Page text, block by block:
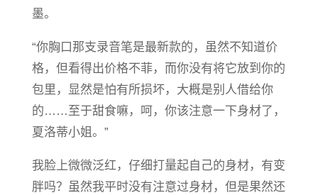
墨。
“你胸口那支录音笔是最新款的，虽然不知道价
格，但看得出价格不菲，而你没有将它放到你的
包里，显然是怕有所损坏，大概是别人借给你
的……至于甜食嘛，呵，你该注意一下身材了，
夏洛蒂小姐。”
我脸上微微泛红，仔细打量起自己的身材，有变
胖吗？虽然我平时没有注意过身材，但是果然还